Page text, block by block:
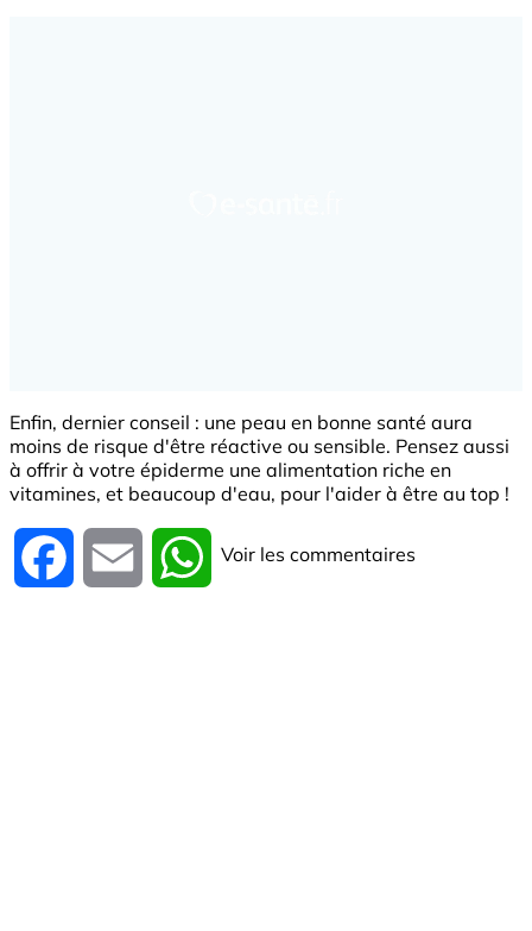
Enfin, dernier conseil : une peau en bonne santé aura
moins de risque d'être réactive ou sensible. Pensez aussi
à offrir à votre épiderme une alimentation riche en
vitamines, et beaucoup d'eau, pour l'aider à être au top !
Facebook Email WhatsApp
Voir les commentaires